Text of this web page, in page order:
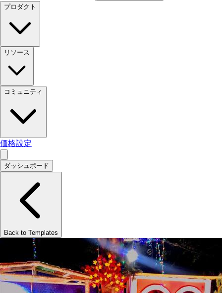
プロダクト
リソース
コミュニティ
価格設定
ダッシュボード
Back to Templates